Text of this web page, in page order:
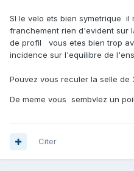
SI le velo ets bien symetrique
franchement rien d'evident sur
de profil vous etes bien trop
incidence sur l'equilibre de
Pouvez vous reculer la selle
De meme vous sembvlez un
Citer